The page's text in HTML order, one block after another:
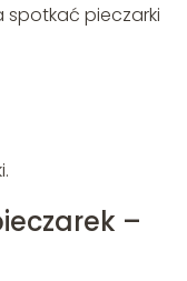
spotkać pieczarki
–